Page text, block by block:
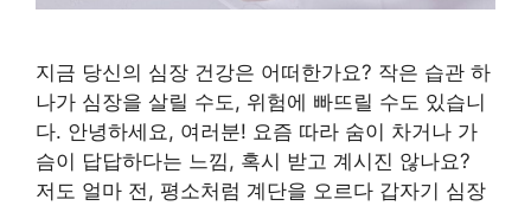
지금 당신의 심장 건강은 어떠한가요? 작은 습관 하
나가 심장을 살릴 수도, 위험에 빠뜨릴 수도 있습니
다. 안녕하세요, 여러분! 요즘 따라 숨이 차거나 가
슴이 답답하다는 느낌, 혹시 받고 계시진 않나요?
저도 얼마 전, 평소처럼 계단을 오르다 갑자기 심장